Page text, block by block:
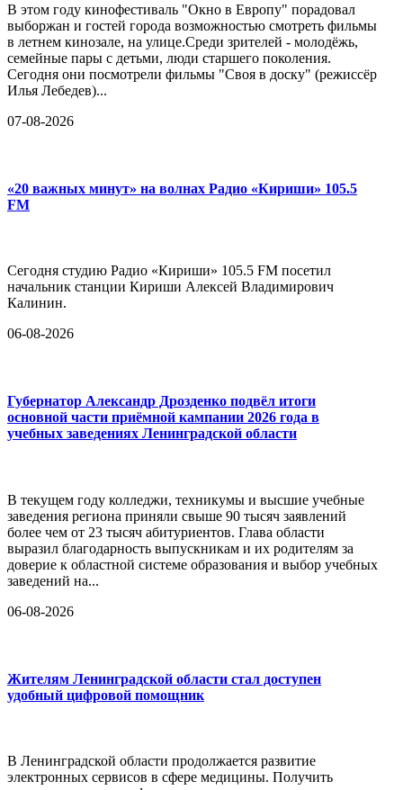
В этом году кинофестиваль "Окно в Европу" порадовал
выборжан и гостей города возможностью смотреть фильмы
в летнем кинозале, на улице.Среди зрителей - молодёжь,
семейные пары с детьми, люди старшего поколения.
Сегодня они посмотрели фильмы "Своя в доску" (режиссёр
Илья Лебедев)...
07-08-2026
«20 важных минут» на волнах Радио «Кириши» 105.5
FM
Сегодня студию Радио «Кириши» 105.5 FM посетил
начальник станции Кириши Алексей Владимирович
Калинин.
06-08-2026
Губернатор Александр Дрозденко подвёл итоги
основной части приёмной кампании 2026 года в
учебных заведениях Ленинградской области
В текущем году колледжи, техникумы и высшие учебные
заведения региона приняли свыше 90 тысяч заявлений
более чем от 23 тысяч абитуриентов. Глава области
выразил благодарность выпускникам и их родителям за
доверие к областной системе образования и выбор учебных
заведений на...
06-08-2026
Жителям Ленинградской области стал доступен
удобный цифровой помощник
В Ленинградской области продолжается развитие
электронных сервисов в сфере медицины. Получить